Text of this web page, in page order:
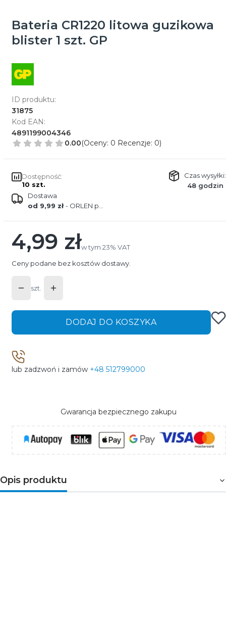
Bateria CR1220 litowa guzikowa
blister 1 szt. GP
ID produktu:
31875
Kod EAN:
4891199004346
0.00(Oceny: 0 Recenzje: 0)
Dostępność:
10 szt.
Czas wysyłki:
48 godzin
Dostawa
od 9,99 zł- ORLEN paczka
Cena
4,99 złw tym 23% VAT
w tym 23% VAT
Ceny podane bez kosztów dostawy.
szt.
DODAJ DO KOSZYKA
lub zadzwoń i zamów +48 512799000
Gwarancja bezpiecznego zakupu
Opis produktu